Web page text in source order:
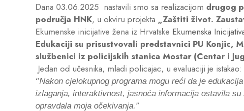
Dana 03.06.2025 nastavili smo sa realizacijom drugog
područja HNK, u okviru projekta „Zaštiti život.
Ekumenske inicijative žena iz Hrvatske Ekumenska
Edukaciji su prisustvovali predstavnici PU Konjic,
službenici iz policijskih stanica Mostar (Centar i
Jedan od učesnika, mladi policajac, u evaluaciji je istakao:
“Nakon cjelokupnog programa mogu reći da je
izlaganja, interaktivnost, jasnoća informacija ostavila
opravdala moja očekivanja.”